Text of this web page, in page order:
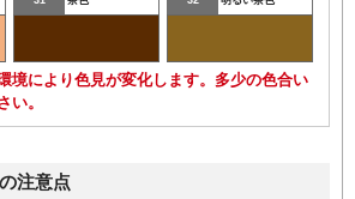
境により色見が変化します。多少の色合い
い。
注意点